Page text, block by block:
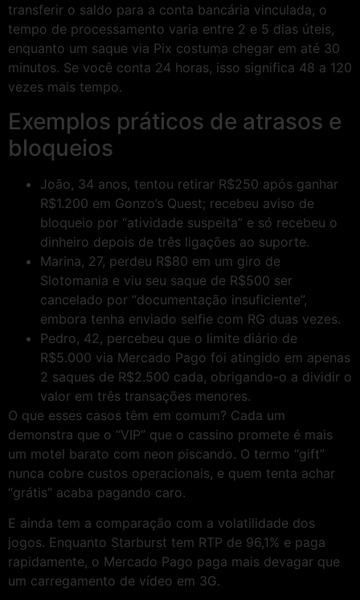
transferir o saldo para a conta bancária vinculada, o
tempo de processamento varia entre 2 e 5 dias úteis,
enquanto um saque via Pix costuma chegar em até 30
minutos. Se você conta 24 horas, isso significa 48 a 120
vezes mais tempo.
Exemplos práticos de atrasos e
bloqueios
João, 34 anos, tentou retirar R$250 após ganhar
R$1.200 em Gonzo’s Quest; recebeu aviso de
bloqueio por “atividade suspeita” e só recebeu o
dinheiro depois de três ligações ao suporte.
Marina, 27, perdeu R$80 em um giro de
Slotomania e viu seu saque de R$500 ser
cancelado por “documentação insuficiente”,
embora tenha enviado selfie com RG duas vezes.
Pedro, 42, percebeu que o limite diário de
R$5.000 via Mercado Pago foi atingido em apenas
2 saques de R$2.500 cada, obrigando-o a dividir o
valor em três transações menores.
O que esses casos têm em comum? Cada um
demonstra que o “VIP” que o cassino promete é mais
um motel barato com neon piscando. O termo “gift”
nunca cobre custos operacionais, e quem tenta achar
“grátis” acaba pagando caro.
E ainda tem a comparação com a volatilidade dos
jogos. Enquanto Starburst tem RTP de 96,1% e paga
rapidamente, o Mercado Pago paga mais devagar que
um carregamento de vídeo em 3G.